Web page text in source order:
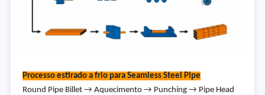
Processo estirado a frio para Seamless Steel Pipe
Round Pipe Billet → Aquecimento → Punching → Pipe Head